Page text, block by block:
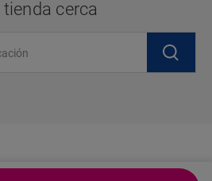
cerca